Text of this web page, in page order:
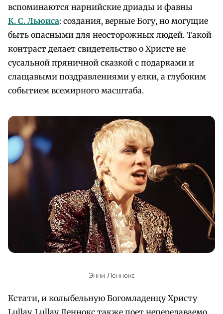
вспоминаются нарнийские дриады и фавны
К. С. Льюиса: создания, верные Богу, но могущие
быть опасными для неосторожных людей. Такой
контраст делает свидетельство о Христе не
сусальной пряничной сказкой с подарками и
слащавыми поздравлениями у елки, а глубоким
событием всемирного масштаба.
Энни Леннокс
Кстати, и колыбельную Богомладенцу Христу